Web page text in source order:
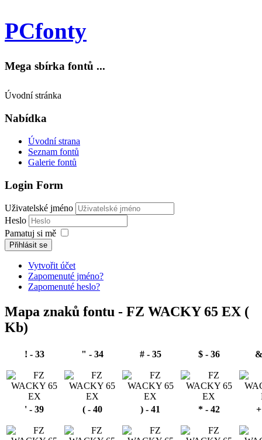
PCfonty
Mega sbírka fontů ...
Úvodní stránka
Nabídka
Úvodní strana
Seznam fontů
Galerie fontů
Login Form
Uživatelské jméno
Heslo
Pamatuj si mě
Přihlásit se
Vytvořit účet
Zapomenuté jméno?
Zapomenuté heslo?
Mapa znaků fontu - FZ WACKY 65 EX (
Kb)
! - 33 " - 34 # - 35 $ - 36
' - 39 ( - 40 ) - 41 * - 42